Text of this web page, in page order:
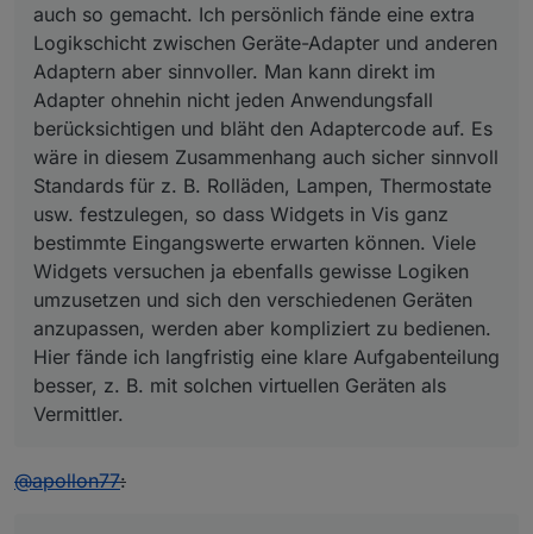
//subscribe to this state and write to write ids
this
var trigger = {id: 'javascript.' + instance +
    on(trigger, function (obj) {
"use strict";
        log(
'detected change of ' + state, 'debug'
for ( var i = 0; i < writeIds.length; i++) {
            let writeObj =
this
            let
this .convertValue(obj.state.
            let writeId = writeIds[i];
            log(
'executing function before for '
            writeObj.before(
this, val, function
if (newVal !== undefined && newVal
var delay = writeObj.delay;
if (newDelay !== undefined &&
                log(newVal +
                    writeObj.after(
auch so gemacht. Ich persönlich fände eine extra
Logikschicht zwischen Geräte-Adapter und anderen
Adaptern aber sinnvoller. Man kann direkt im
Adapter ohnehin nicht jeden Anwendungsfall
berücksichtigen und bläht den Adaptercode auf. Es
wäre in diesem Zusammenhang auch sicher sinnvoll
Standards für z. B. Rolläden, Lampen, Thermostate
usw. festzulegen, so dass Widgets in Vis ganz
bestimmte Eingangswerte erwarten können. Viele
Widgets versuchen ja ebenfalls gewisse Logiken
umzusetzen und sich den verschiedenen Geräten
anzupassen, werden aber kompliziert zu bedienen.
Hier fände ich langfristig eine klare Aufgabenteilung
besser, z. B. mit solchen virtuellen Geräten als
Vermittler.
@apollon77: